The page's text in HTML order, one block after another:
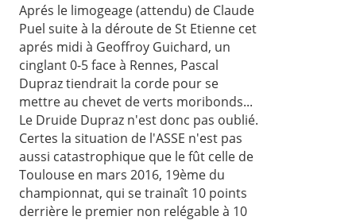
Aprés le limogeage (attendu) de Claude
Puel suite à la déroute de St Etienne cet
aprés midi à Geoffroy Guichard, un
cinglant 0-5 face à Rennes, Pascal
Dupraz tiendrait la corde pour se
mettre au chevet de verts moribonds...
Le Druide Dupraz n'est donc pas oublié.
Certes la situation de l'ASSE n'est pas
aussi catastrophique que le fût celle de
Toulouse en mars 2016, 19ème du
championnat, qui se trainaît 10 points
derrière le premier non relégable à 10